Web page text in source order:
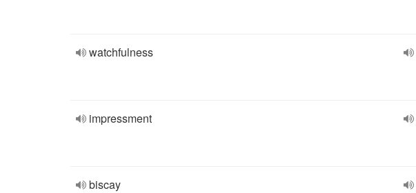
watchfulness
impressment
biscay